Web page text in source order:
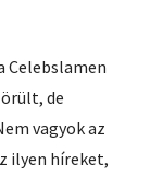
Celebslamen
de
vagyok az
ilyen híreket,